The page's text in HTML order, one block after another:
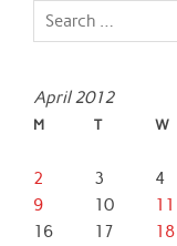
April 2012
M T W
2
3 4
9
10 11
16
17 18